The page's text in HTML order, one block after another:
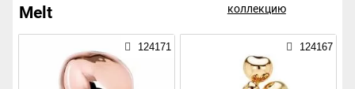
Melt
коллекцию
124171 124167